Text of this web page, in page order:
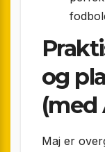
og
(med
Maj er